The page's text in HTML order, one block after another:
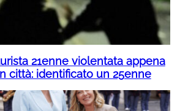
21enne violentata appena
città: identificato un 25enne